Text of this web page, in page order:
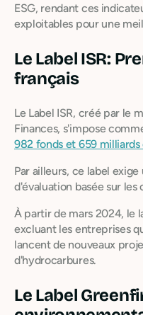
ESG, rendant ces
exploitables pour une
Le Label ISR:
français
Le Label ISR, créé par le
Finances, s'impose
982 fonds et 659
Par ailleurs, ce label
d'évaluation basée sur les
À partir de mars 2024, le
excluant les entreprises
lancent de nouveaux
d'hydrocarbures.
Le Label